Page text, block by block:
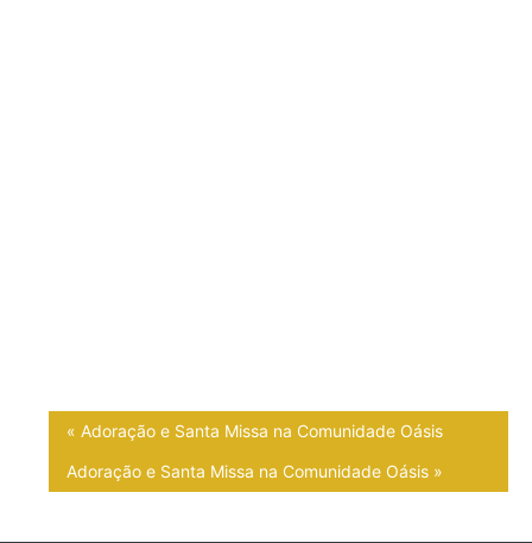
« Adoração e Santa Missa na Comunidade Oásis
Adoração e Santa Missa na Comunidade Oásis »